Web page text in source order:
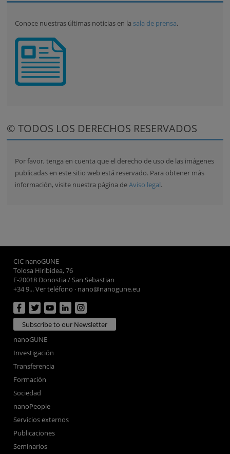
Conoce nuestras últimas noticias en la sala de prensa.
© TODOS LOS DERECHOS RESERVADOS
Por favor, tenga en cuenta que el derecho de uso de las imágenes
publicadas en este sitio web está reservado. Para obtener más
información, visite nuestra página deAviso legal.
CIC nanoGUNE
Tolosa Hiribidea, 76
E-20018 Donostia / San Sebastian
+34 9... Ver teléfono · nano@nanogune.eu
Subscribe to our Newsletter
nanoGUNE
Investigación
Transferencia
Formación
Sociedad
nanoPeople
Servicios externos
Publicaciones
Seminarios